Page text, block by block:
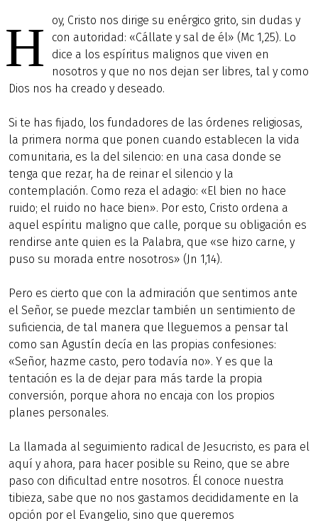
H
oy, Cristo nos dirige su enérgico grito, sin dudas y
con autoridad: «Cállate y sal de él» (Mc 1,25). Lo
dice a los espíritus malignos que viven en
nosotros y que no nos dejan ser libres, tal y como
Dios nos ha creado y deseado.
Si te has fijado, los fundadores de las órdenes religiosas,
la primera norma que ponen cuando establecen la vida
comunitaria, es la del silencio: en una casa donde se
tenga que rezar, ha de reinar el silencio y la
contemplación. Como reza el adagio: «El bien no hace
ruido; el ruido no hace bien». Por esto, Cristo ordena a
aquel espíritu maligno que calle, porque su obligación es
rendirse ante quien es la Palabra, que «se hizo carne, y
puso su morada entre nosotros» (Jn 1,14).
Pero es cierto que con la admiración que sentimos ante
el Señor, se puede mezclar también un sentimiento de
suficiencia, de tal manera que lleguemos a pensar tal
como san Agustín decía en las propias confesiones:
«Señor, hazme casto, pero todavía no». Y es que la
tentación es la de dejar para más tarde la propia
conversión, porque ahora no encaja con los propios
planes personales.
La llamada al seguimiento radical de Jesucristo, es para el
aquí y ahora, para hacer posible su Reino, que se abre
paso con dificultad entre nosotros. Él conoce nuestra
tibieza, sabe que no nos gastamos decididamente en la
opción por el Evangelio, sino que queremos